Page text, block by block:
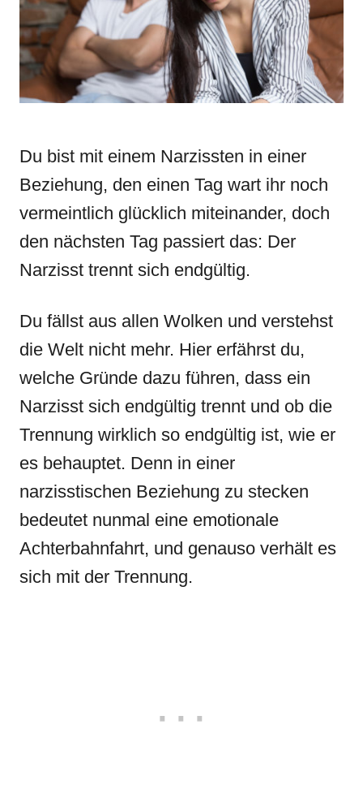
s
Du bist mit einem Narzissten in einer
Beziehung, den einen Tag wart ihr noch
vermeintlich glücklich miteinander, doch
den nächsten Tag passiert das: Der
Narzisst trennt sich endgültig.
Du fällst aus allen Wolken und verstehst
die Welt nicht mehr. Hier erfährst du,
welche Gründe dazu führen, dass ein
Narzisst sich endgültig trennt und ob die
Trennung wirklich so endgültig ist, wie er
es behauptet. Denn in einer
narzisstischen Beziehung zu stecken
bedeutet nunmal eine emotionale
Achterbahnfahrt, und genauso verhält es
sich mit der Trennung.